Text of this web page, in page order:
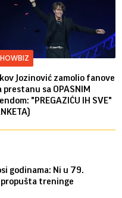
Jozinović zamolio fanove
prestanu sa OPASNIM
"PREGAZIĆU IH SVE"
godinama: Ni u 79.
propušta treninge